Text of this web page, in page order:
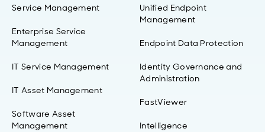
Service Management
Enterprise Service
Management
IT Service Management
IT Asset Management
Software Asset
Management
Unified Endpoint
Management
Endpoint Data Protection
Identity Governance and
Administration
FastViewer
Intelligence